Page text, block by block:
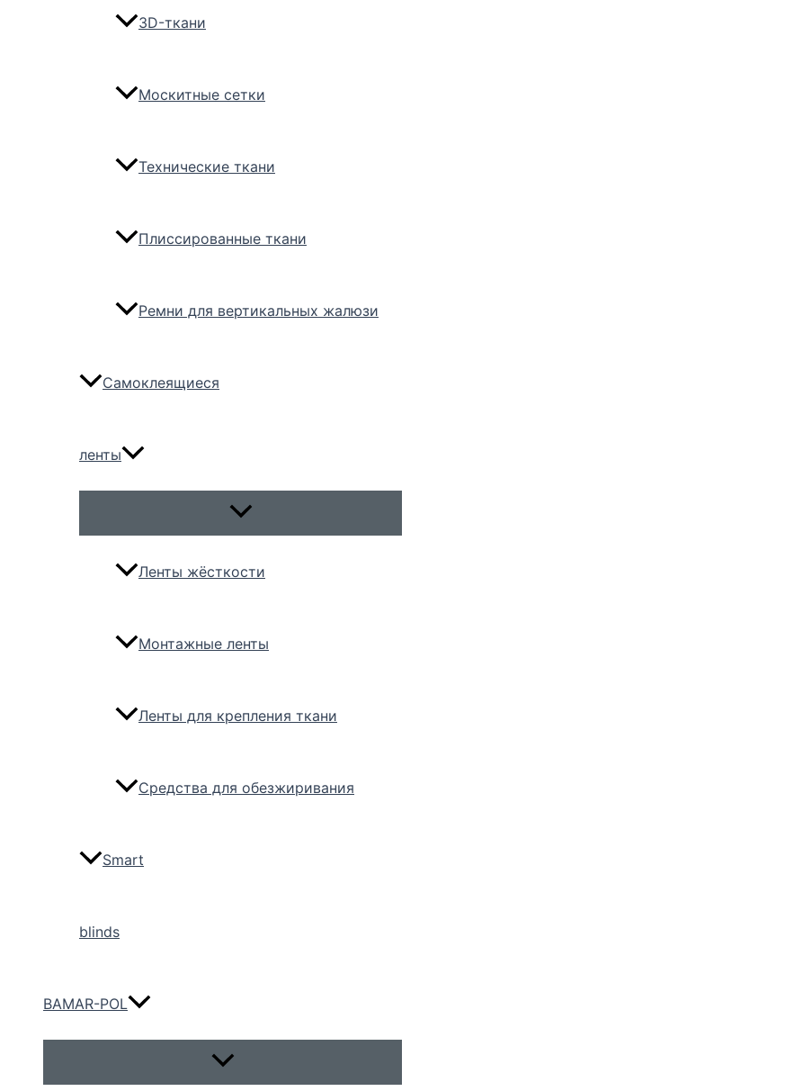
3D-ткани
Москитные сетки
Технические ткани
Плиссированные ткани
Ремни для вертикальных жалюзи
Самоклеящиеся
ленты
Переключатель
Ленты жёсткости
Монтажные ленты
Ленты для крепления ткани
Средства для обезжиривания
Smart
blinds
BAMAR-POL
Переключатель